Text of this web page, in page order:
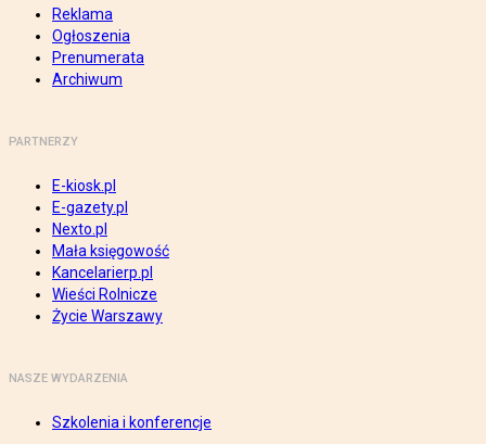
Reklama
Ogłoszenia
Prenumerata
Archiwum
PARTNERZY
E-kiosk.pl
E-gazety.pl
Nexto.pl
Mała księgowość
Kancelarierp.pl
Wieści Rolnicze
Życie Warszawy
NASZE WYDARZENIA
Szkolenia i konferencje